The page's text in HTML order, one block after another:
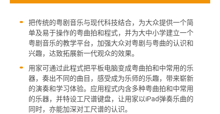
把传统的粤剧音乐与现代科技结合，为大众提供一个简
单及易于操作的粤曲拍和程式，并为大中小学建立一个
粤剧音乐的教学平台，加强大众对粤剧与粤曲的认识和
兴趣，达致拓展新一代观众的效果。
用家可通过此程式把平板电脑变成粤曲拍和中常用的乐
器，奏出不同的曲目，感受成为乐师的乐趣，带来崭新
的演奏和学习体验。应用程式内含多种粤曲拍和中常用
的乐器，并特设工尺谱键盘，让用家以iPad弹奏乐曲的
同时，亦能加深对工尺谱的认识。